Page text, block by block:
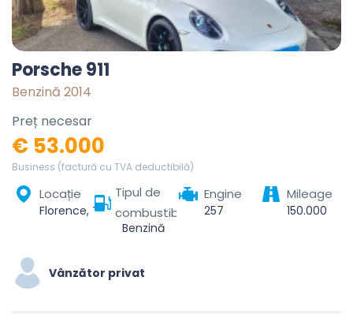
Porsche 911
Benzină 2014
Preț necesar
€ 53.000
Business (factură cu TVA deductibilă)
Locație
Florence, Tuscany, Italy
Tipul de
combustibil
Benzină
Engine
257
Mileage
150.000
Vânzător privat